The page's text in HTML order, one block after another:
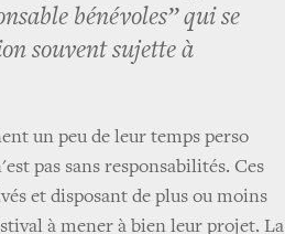
bénévoles” qui se
souvent sujette à
un peu de leur temps perso
pas sans responsabilités. Ces
et disposant de plus ou moins
à mener à bien leur projet. La